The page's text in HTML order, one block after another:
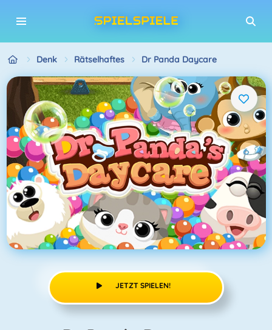
Denk Rätselhaftes Dr Panda Daycare
JETZT SPIELEN!